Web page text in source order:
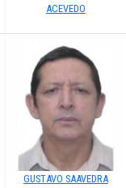
ACEVEDO
GUSTAVO SAAVEDRA